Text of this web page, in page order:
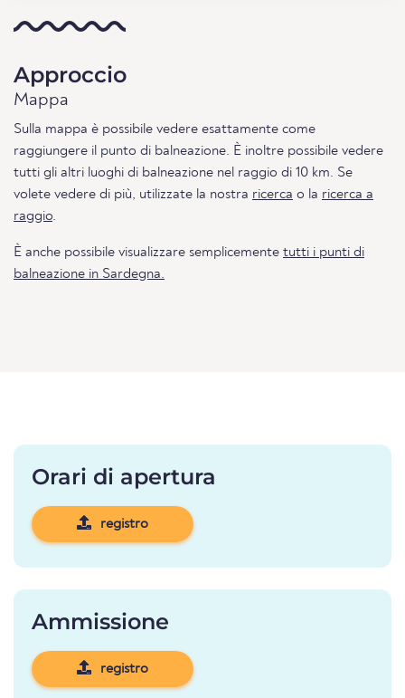
Approccio
Mappa
Sulla mappa è possibile vedere esattamente come
raggiungere il punto di balneazione. È inoltre possibile vedere
tutti gli altri luoghi di balneazione nel raggio di 10 km. Se
volete vedere di più, utilizzate la nostra ricerca o la ricerca a
raggio.
È anche possibile visualizzare semplicemente tutti i punti di
balneazione in Sardegna.
Orari di apertura
registro
Ammissione
registro